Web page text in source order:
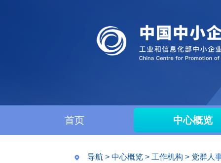
首页 中心概览
导航 > 中心概览 > 工作机构 > 党群人